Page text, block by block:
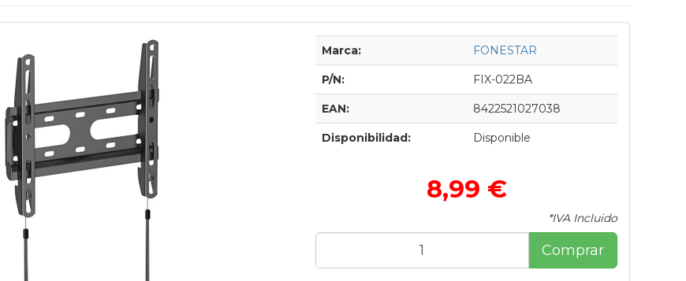
Marca: FONESTAR
P/N: FIX-022BA
EAN: 8422521027038
Disponibilidad: Disponible
8,99 €
*IVA Incluido
Comprar